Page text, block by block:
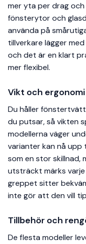
mer yta per drag
fönsterytor och
använda på
tillverkare lägger
och det är en klart
mer flexibel.
Vikt och ergonomi
Du håller
du putsar, så vikten
modellerna väger
varianter kan nå upp
som en stor skillnad,
utsträckt märks
greppet sitter
inte gör att den vill
Tillbehör och
De flesta modeller